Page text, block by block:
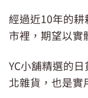
經過近10年的耕
市裡，期望以實
YC小舖精選的
北雜貨，也是實